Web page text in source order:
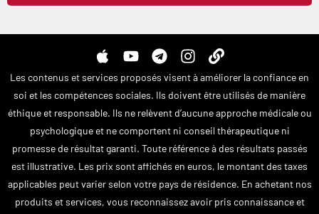
A
p
p
l
e
Y
u
t
u
b
e
T
l
e
g
r
a
m
I
n
s
t
a
g
r
a
m
L
i
n
k
Les contenus et services proposés visent à améliorer la confiance en
soi et les compétences sociales. Ils doivent être utilisés de manière
éthique et responsable. Ils ne relèvent d’aucune approche médicale ou
psychologique et ne comportent ni conseil thérapeutique ni
promesse de résultat garanti. Toute référence à des résultats passés
est illustrative. Les prix sont affichés en euros, le montant des taxes
applicables peut varier selon votre pays de résidence. En achetant nos
produits et services, vous reconnaissez avoir pris connaissance et